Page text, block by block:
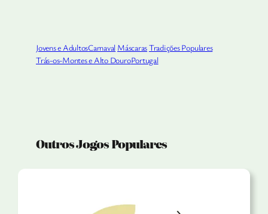
Jovens e AdultosCarnaval MáscarasTradições Populares
Trás-os-Montes e Alto DouroPortugal
Outros Jogos Populares